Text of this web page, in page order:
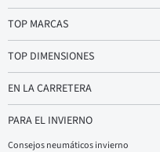
TOP MARCAS
TOP DIMENSIONES
EN LA CARRETERA
PARA EL INVIERNO
Consejos neumáticos invierno